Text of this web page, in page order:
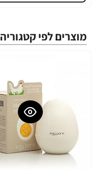
מוצרים לפי קטגוריה